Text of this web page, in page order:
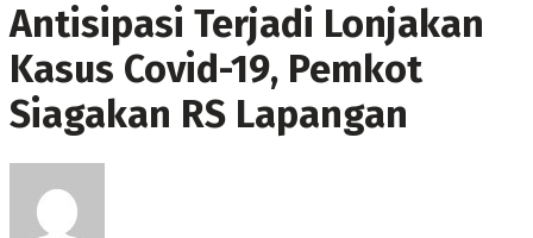
Antisipasi Terjadi Lonjakan
Kasus Covid-19, Pemkot
Siagakan RS Lapangan